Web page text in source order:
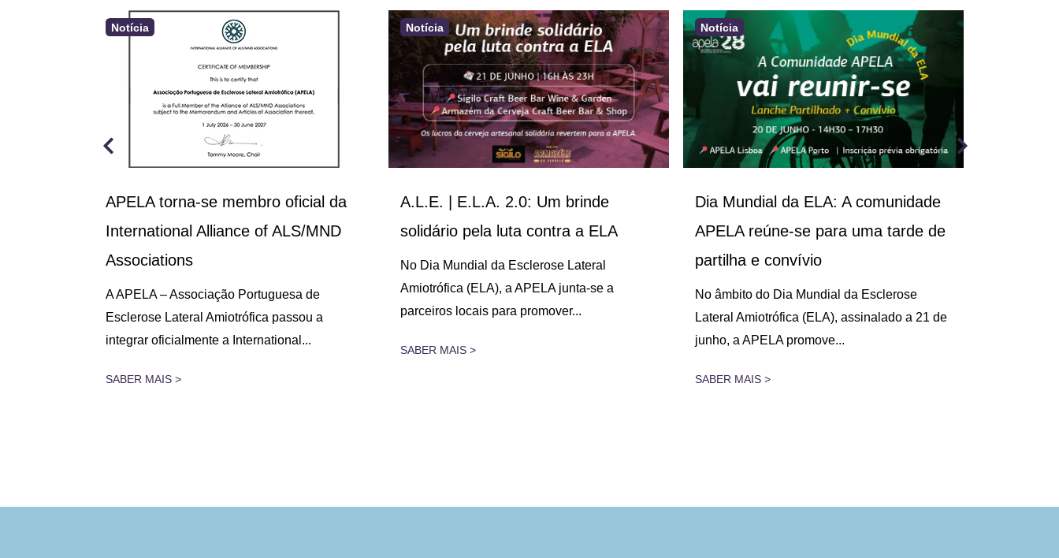
Notícia
APELA torna-se membro oficial da
International Alliance of ALS/MND
Associations
A APELA – Associação Portuguesa de
Esclerose Lateral Amiotrófica passou a
integrar oficialmente a International...
SABER MAIS >
Notícia
A.L.E. | E.L.A. 2.0: Um brinde
solidário pela luta contra a ELA
No Dia Mundial da Esclerose Lateral
Amiotrófica (ELA), a APELA junta-se a
parceiros locais para promover...
SABER MAIS >
Notícia
Dia Mundial da ELA: A comunidade
APELA reúne-se para uma tarde de
partilha e convívio
No âmbito do Dia Mundial da Esclerose
Lateral Amiotrófica (ELA), assinalado a 21 de
junho, a APELA promove...
SABER MAIS >